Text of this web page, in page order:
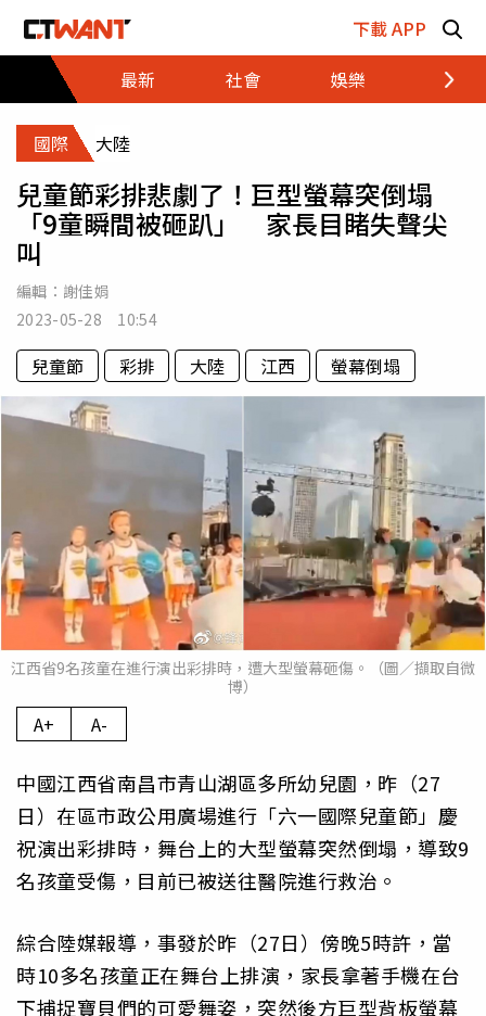
下載 APP
最新
社會 娛樂 財經
國際 大陸
兒童節彩排悲劇了！巨型螢幕突倒塌
「9童瞬間被砸趴」 家長目睹失聲尖
叫
編輯： 謝佳娟
2023-05-28 10:54
兒童節 彩排 大陸 江西 螢幕倒塌
江西省9名孩童在進行演出彩排時，遭大型螢幕砸傷。（圖／擷取自微
博）
A+ A-
中國江西省南昌市青山湖區多所幼兒園，昨（27
日）在區市政公用廣場進行「六一國際兒童節」慶
祝演出彩排時，舞台上的大型螢幕突然倒塌，導致9
名孩童受傷，目前已被送往醫院進行救治。
綜合陸媒報導，事發於昨（27日）傍晚5時許，當
時10多名孩童正在舞台上排演，家長拿著手機在台
下捕捉寶貝們的可愛舞姿，突然後方巨型背板螢幕